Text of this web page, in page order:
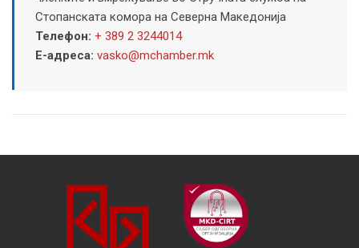
Стопанската комора на Северна Македонија
Телефон: + 389 2 3244014
Е-адреса: vasko@mchamber.mk